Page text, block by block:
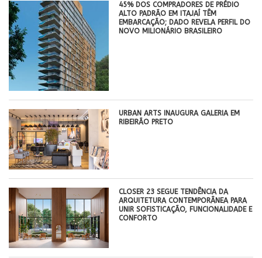
45% DOS COMPRADORES DE PRÉDIO
ALTO PADRÃO EM ITAJAÍ TÊM
EMBARCAÇÃO; DADO REVELA PERFIL DO
NOVO MILIONÁRIO BRASILEIRO
​URBAN ARTS INAUGURA GALERIA EM
RIBEIRÃO PRETO
CLOSER 23 SEGUE TENDÊNCIA DA
ARQUITETURA CONTEMPORÂNEA PARA
UNIR SOFISTICAÇÃO, FUNCIONALIDADE E
CONFORTO